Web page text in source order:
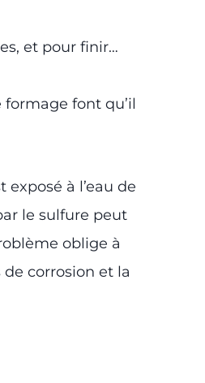
et pour finir…
font qu’il
à l’eau de
le sulfure peut
oblige à
corrosion et la